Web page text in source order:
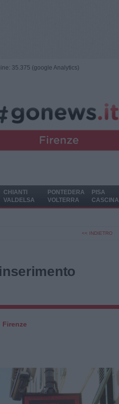
35.375 (google Analytics)
CHIANTI
VALDELSA
PONTEDERA
VOLTERRA
PISA
CASCINA
<< INDIETRO
Firenze